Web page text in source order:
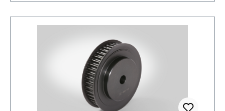
Wirkdurchmesser Dw: 300 mmmm Anzahl Rillen:
Kranzbreite: 80 mmmm Hersteller: ConCar
Material: Grauguss Norm: DIN 2211